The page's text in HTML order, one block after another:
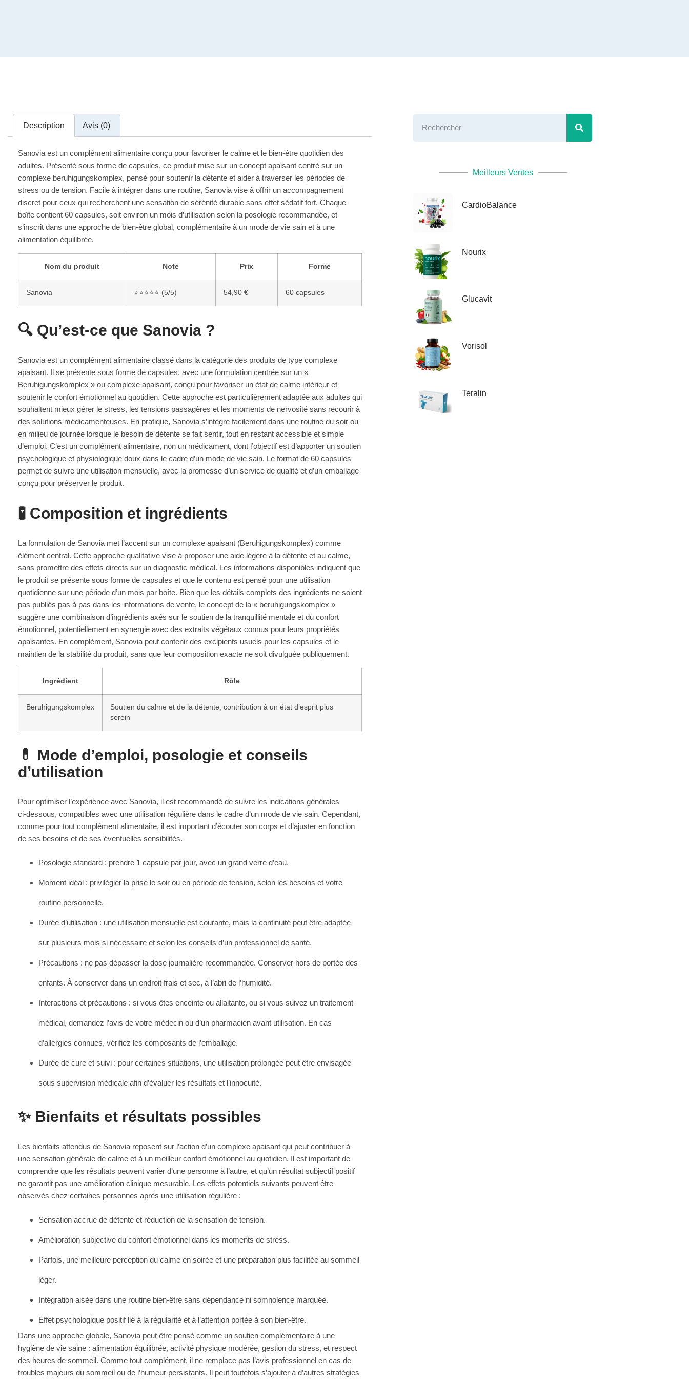
Description Avis (0)
Sanovia est un complément alimentaire conçu pour favoriser le calme et le bien-être quotidien des
adultes. Présenté sous forme de capsules, ce produit mise sur un concept apaisant centré sur un
complexe beruhigungskomplex, pensé pour soutenir la détente et aider à traverser les périodes de
stress ou de tension. Facile à intégrer dans une routine, Sanovia vise à offrir un accompagnement
discret pour ceux qui recherchent une sensation de sérénité durable sans effet sédatif fort. Chaque
boîte contient 60 capsules, soit environ un mois d’utilisation selon la posologie recommandée, et
s’inscrit dans une approche de bien-être global, complémentaire à un mode de vie sain et à une
alimentation équilibrée.
Nom du produit Note Prix Forme
Sanovia ⭐⭐⭐⭐⭐ (5/5) 54,90 € 60 capsules
🔍 Qu’est-ce que Sanovia ?
Sanovia est un complément alimentaire classé dans la catégorie des produits de type complexe
apaisant. Il se présente sous forme de capsules, avec une formulation centrée sur un «
Beruhigungskomplex » ou complexe apaisant, conçu pour favoriser un état de calme intérieur et
soutenir le confort émotionnel au quotidien. Cette approche est particulièrement adaptée aux adultes qui
souhaitent mieux gérer le stress, les tensions passagères et les moments de nervosité sans recourir à
des solutions médicamenteuses. En pratique, Sanovia s’intègre facilement dans une routine du soir ou
en milieu de journée lorsque le besoin de détente se fait sentir, tout en restant accessible et simple
d’emploi. C’est un complément alimentaire, non un médicament, dont l’objectif est d’apporter un soutien
psychologique et physiologique doux dans le cadre d’un mode de vie sain. Le format de 60 capsules
permet de suivre une utilisation mensuelle, avec la promesse d’un service de qualité et d’un emballage
conçu pour préserver le produit.
🧪 Composition et ingrédients
La formulation de Sanovia met l’accent sur un complexe apaisant (Beruhigungskomplex) comme
élément central. Cette approche qualitative vise à proposer une aide légère à la détente et au calme,
sans promettre des effets directs sur un diagnostic médical. Les informations disponibles indiquent que
le produit se présente sous forme de capsules et que le contenu est pensé pour une utilisation
quotidienne sur une période d’un mois par boîte. Bien que les détails complets des ingrédients ne soient
pas publiés pas à pas dans les informations de vente, le concept de la « beruhigungskomplex »
suggère une combinaison d’ingrédients axés sur le soutien de la tranquillité mentale et du confort
émotionnel, potentiellement en synergie avec des extraits végétaux connus pour leurs propriétés
apaisantes. En complément, Sanovia peut contenir des excipients usuels pour les capsules et le
maintien de la stabilité du produit, sans que leur composition exacte ne soit divulguée publiquement.
Ingrédient Rôle
Beruhigungskomplex
Soutien du calme et de la détente, contribution à un état d’esprit plus
serein
💊 Mode d’emploi, posologie et conseils
d’utilisation
Pour optimiser l’expérience avec Sanovia, il est recommandé de suivre les indications générales
ci‑dessous, compatibles avec une utilisation régulière dans le cadre d’un mode de vie sain. Cependant,
comme pour tout complément alimentaire, il est important d’écouter son corps et d’ajuster en fonction
de ses besoins et de ses éventuelles sensibilités.
Posologie standard : prendre 1 capsule par jour, avec un grand verre d’eau.
Moment idéal : privilégier la prise le soir ou en période de tension, selon les besoins et votre
routine personnelle.
Durée d’utilisation : une utilisation mensuelle est courante, mais la continuité peut être adaptée
sur plusieurs mois si nécessaire et selon les conseils d’un professionnel de santé.
Précautions : ne pas dépasser la dose journalière recommandée. Conserver hors de portée des
enfants. À conserver dans un endroit frais et sec, à l’abri de l’humidité.
Interactions et précautions : si vous êtes enceinte ou allaitante, ou si vous suivez un traitement
médical, demandez l’avis de votre médecin ou d’un pharmacien avant utilisation. En cas
d’allergies connues, vérifiez les composants de l’emballage.
Durée de cure et suivi : pour certaines situations, une utilisation prolongée peut être envisagée
sous supervision médicale afin d’évaluer les résultats et l’innocuité.
✨ Bienfaits et résultats possibles
Les bienfaits attendus de Sanovia reposent sur l’action d’un complexe apaisant qui peut contribuer à
une sensation générale de calme et à un meilleur confort émotionnel au quotidien. Il est important de
comprendre que les résultats peuvent varier d’une personne à l’autre, et qu’un résultat subjectif positif
ne garantit pas une amélioration clinique mesurable. Les effets potentiels suivants peuvent être
observés chez certaines personnes après une utilisation régulière :
Sensation accrue de détente et réduction de la sensation de tension.
Amélioration subjective du confort émotionnel dans les moments de stress.
Parfois, une meilleure perception du calme en soirée et une préparation plus facilitée au sommeil
léger.
Intégration aisée dans une routine bien-être sans dépendance ni somnolence marquée.
Effet psychologique positif lié à la régularité et à l’attention portée à son bien-être.
Dans une approche globale, Sanovia peut être pensé comme un soutien complémentaire à une
hygiène de vie saine : alimentation équilibrée, activité physique modérée, gestion du stress, et respect
des heures de sommeil. Comme tout complément, il ne remplace pas l’avis professionnel en cas de
troubles majeurs du sommeil ou de l’humeur persistants. Il peut toutefois s’ajouter à d’autres stratégies
Meilleurs Ventes
CardioBalance
Nourix
Glucavit
Vorisol
Teralin